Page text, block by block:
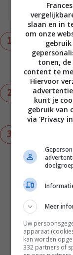
Meng alle
aan de
minuten op
de pan. Laat
Serveer de
partjes
(hergebruik
Variatietip:
als je die in
Notities
4
in
ook
Dit
slaan en in
om onze
tonen,
content te
Hiervoor
kunt je
gebruik van
via 'Privacy
Meer
Uw
apparaat
kan worden
332 partners of